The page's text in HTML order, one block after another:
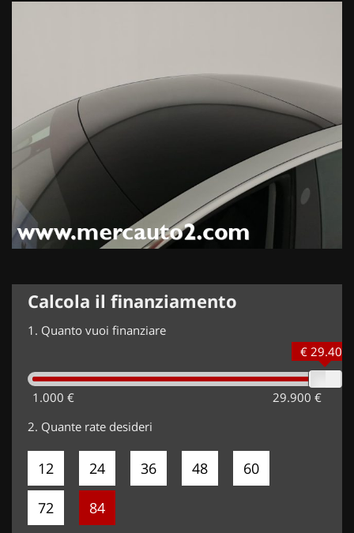
Calcola il finanziamento
1. Quanto vuoi finanziare
1.000 € 29.900 €
€ 29.400
2. Quante rate desideri
12 24 36 48 60
72 84